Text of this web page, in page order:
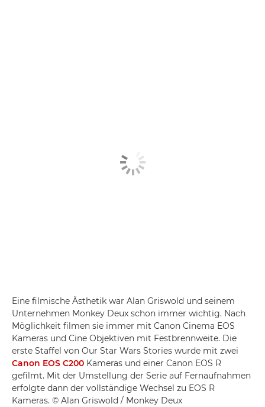
Eine filmische Ästhetik war Alan Griswold und seinem
Unternehmen Monkey Deux schon immer wichtig. Nach
Möglichkeit filmen sie immer mit Canon Cinema EOS
Kameras und Cine Objektiven mit Festbrennweite. Die
erste Staffel von Our Star Wars Stories wurde mit zwei
Canon EOS C200 Kameras und einer Canon EOS R
gefilmt. Mit der Umstellung der Serie auf Fernaufnahmen
erfolgte dann der vollständige Wechsel zu EOS R
Kameras. © Alan Griswold / Monkey Deux